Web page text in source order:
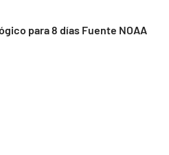
para 8 días Fuente NOAA